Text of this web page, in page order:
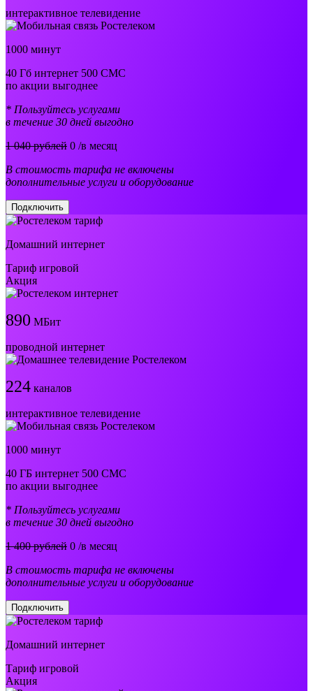
интерактивное телевидение
1000 минут
40 Гб интернет 500 СМС
по акции выгоднее
* Пользуйтесь услугами
в течение 30 дней выгодно
1 040 рублей 0 /в месяц
В стоимость тарифа не включены
дополнительные услуги и оборудование
Подключить
Домашний интернет
Тариф игровой
Акция
890 МБит
проводной интернет
224 каналов
интерактивное телевидение
1000 минут
40 ГБ интернет 500 СМС
по акции выгоднее
* Пользуйтесь услугами
в течение 30 дней выгодно
1 400 рублей 0 /в месяц
В стоимость тарифа не включены
дополнительные услуги и оборудование
Подключить
Домашний интернет
Тариф игровой
Акция